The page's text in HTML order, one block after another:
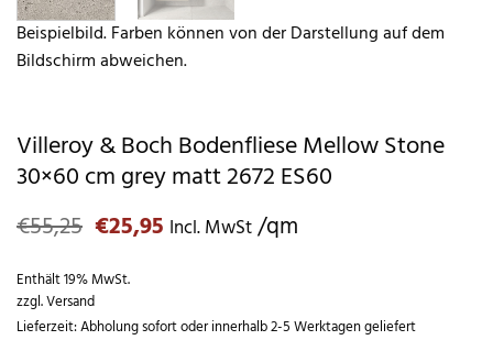
Beispielbild. Farben können von der Darstellung auf dem
Bildschirm abweichen.
Villeroy & Boch Bodenfliese Mellow Stone
30×60 cm grey matt 2672 ES60
€55,25 Ursprünglicher
war:
€55,25
€25,95 Aktueller
Incl. MwSt/qm
Enthält 19% MwSt.
zzgl.Versand
Lieferzeit: Abholung sofort oder innerhalb 2-5 Werktagen geliefert